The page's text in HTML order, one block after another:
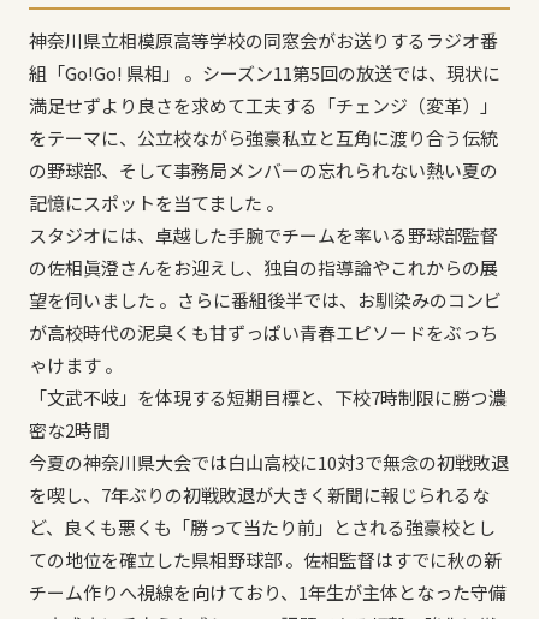
神奈川県立相模原高等学校の同窓会がお送りするラジオ番
組「Go!Go! 県相」 。シーズン11第5回の放送では、現状に
満足せずより良さを求めて工夫する「チェンジ（変革）」
をテーマに、公立校ながら強豪私立と互角に渡り合う伝統
の野球部、そして事務局メンバーの忘れられない熱い夏の
記憶にスポットを当てました 。
スタジオには、卓越した手腕でチームを率いる野球部監督
の佐相眞澄さんをお迎えし、独自の指導論やこれからの展
望を伺いました 。さらに番組後半では、お馴染みのコンビ
が高校時代の泥臭くも甘ずっぱい青春エピソードをぶっち
ゃけます 。
「文武不岐」を体現する短期目標と、下校7時制限に勝つ濃
密な2時間
今夏の神奈川県大会では白山高校に10対3で無念の初戦敗退
を喫し、7年ぶりの初戦敗退が大きく新聞に報じられるな
ど、良くも悪くも「勝って当たり前」とされる強豪校とし
ての地位を確立した県相野球部 。佐相監督はすでに秋の新
チーム作りへ視線を向けており、1年生が主体となった守備